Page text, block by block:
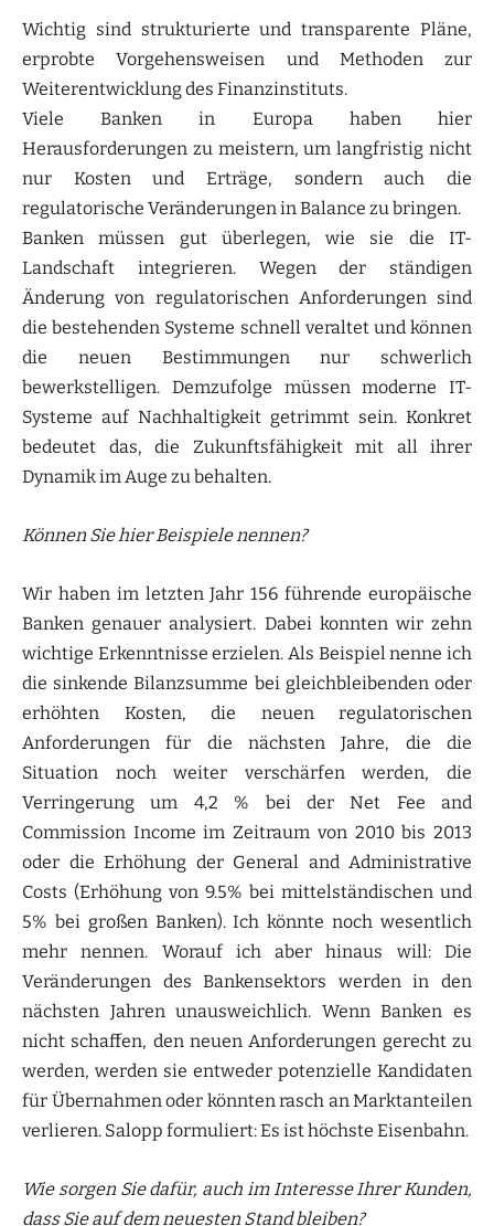
Wichtig sind strukturierte und transparente Pläne,
erprobte Vorgehensweisen und Methoden zur
Weiterentwicklung des Finanzinstituts.
Viele Banken in Europa haben hier
Herausforderungen zu meistern, um langfristig nicht
nur Kosten und Erträge, sondern auch die
regulatorische Veränderungen in Balance zu bringen.
Banken müssen gut überlegen, wie sie die IT-
Landschaft integrieren. Wegen der ständigen
Änderung von regulatorischen Anforderungen sind
die bestehenden Systeme schnell veraltet und können
die neuen Bestimmungen nur schwerlich
bewerkstelligen. Demzufolge müssen moderne IT-
Systeme auf Nachhaltigkeit getrimmt sein. Konkret
bedeutet das, die Zukunftsfähigkeit mit all ihrer
Dynamik im Auge zu behalten.
Können Sie hier Beispiele nennen?
Wir haben im letzten Jahr 156 führende europäische
Banken genauer analysiert. Dabei konnten wir zehn
wichtige Erkenntnisse erzielen. Als Beispiel nenne ich
die sinkende Bilanzsumme bei gleichbleibenden oder
erhöhten Kosten, die neuen regulatorischen
Anforderungen für die nächsten Jahre, die die
Situation noch weiter verschärfen werden, die
Verringerung um 4,2 % bei der Net Fee and
Commission Income im Zeitraum von 2010 bis 2013
oder die Erhöhung der General and Administrative
Costs (Erhöhung von 9.5% bei mittelständischen und
5% bei großen Banken). Ich könnte noch wesentlich
mehr nennen. Worauf ich aber hinaus will: Die
Veränderungen des Bankensektors werden in den
nächsten Jahren unausweichlich. Wenn Banken es
nicht schaffen, den neuen Anforderungen gerecht zu
werden, werden sie entweder potenzielle Kandidaten
für Übernahmen oder könnten rasch an Marktanteilen
verlieren. Salopp formuliert: Es ist höchste Eisenbahn.
Wie sorgen Sie dafür, auch im Interesse Ihrer Kunden,
dass Sie auf dem neuesten Stand bleiben?